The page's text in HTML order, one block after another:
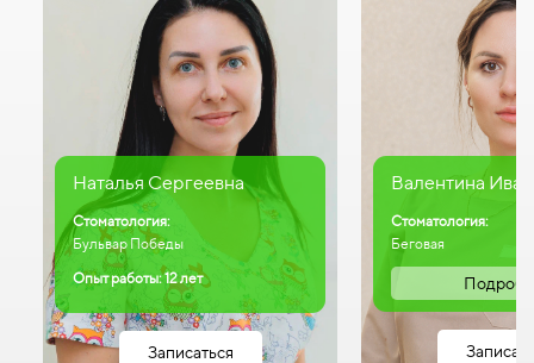
Наталья Сергеевна
Стоматология:
Бульвар Победы
Опыт работы: 12 лет
Записаться
Валентина
Стоматология:
Беговая